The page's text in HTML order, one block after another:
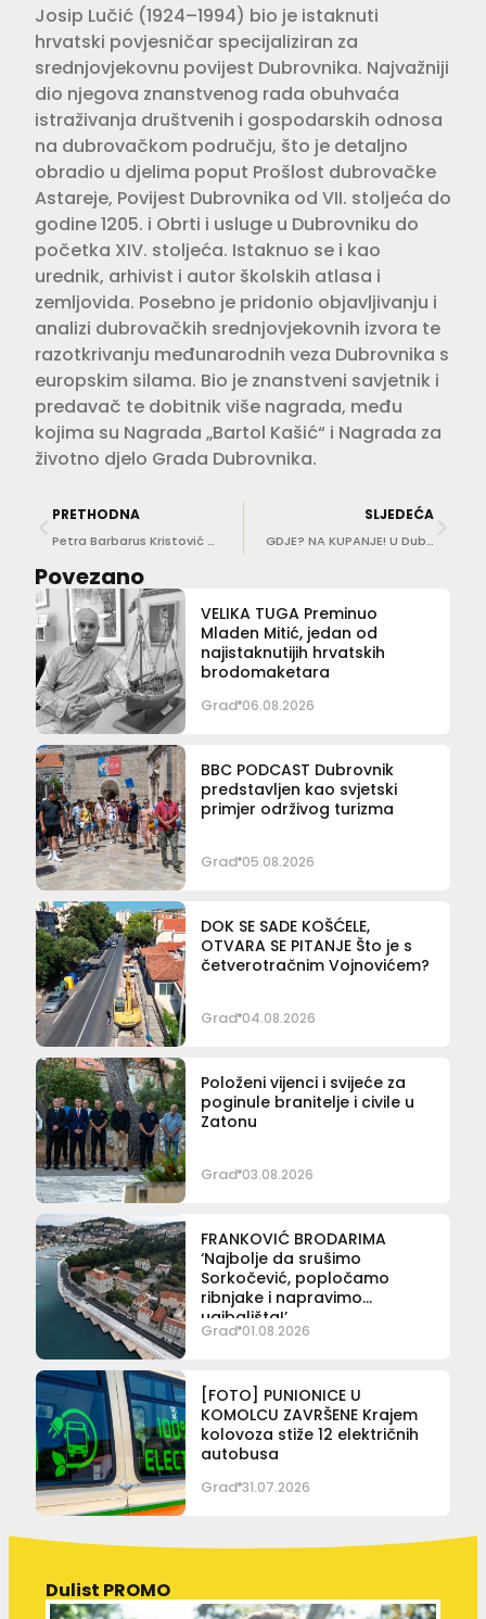
Josip Lučić (1924–1994) bio je istaknuti
hrvatski povjesničar specijaliziran za
srednjovjekovnu povijest Dubrovnika. Najvažniji
dio njegova znanstvenog rada obuhvaća
istraživanja društvenih i gospodarskih odnosa
na dubrovačkom području, što je detaljno
obradio u djelima poput Prošlost dubrovačke
Astareje, Povijest Dubrovnika od VII. stoljeća do
godine 1205. i Obrti i usluge u Dubrovniku do
početka XIV. stoljeća. Istaknuo se i kao
urednik, arhivist i autor školskih atlasa i
zemljovida. Posebno je pridonio objavljivanju i
analizi dubrovačkih srednjovjekovnih izvora te
razotkrivanju međunarodnih veza Dubrovnika s
europskim silama. Bio je znanstveni savjetnik i
predavač te dobitnik više nagrada, među
kojima su Nagrada „Bartol Kašić“ i Nagrada za
životno djelo Grada Dubrovnika.
PRETHODNA
Petra Barbarus Kristović nova je pročelnica Upravnog odjela za izdavanje dozvola
SLJEDEĆA
GDJE? NA KUPANJE! U Dubrovniku je danas more najtoplije
Povezano
VELIKA TUGA Preminuo
Mladen Mitić, jedan od
najistaknutijih hrvatskih
brodomaketara
Grad 06.08.2026
BBC PODCAST Dubrovnik
predstavljen kao svjetski
primjer održivog turizma
Grad 05.08.2026
DOK SE SADE KOŠĆELE,
OTVARA SE PITANJE Što je s
četverotračnim Vojnovićem?
Grad 04.08.2026
Položeni vijenci i svijeće za
poginule branitelje i civile u
Zatonu
Grad 03.08.2026
FRANKOVIĆ BRODARIMA
‘Najbolje da srušimo
Sorkočević, popločamo
ribnjake i napravimo
ugibališta!’
Grad 01.08.2026
[FOTO] PUNIONICE U
KOMOLCU ZAVRŠENE Krajem
kolovoza stiže 12 električnih
autobusa
Grad 31.07.2026
Dulist PROMO